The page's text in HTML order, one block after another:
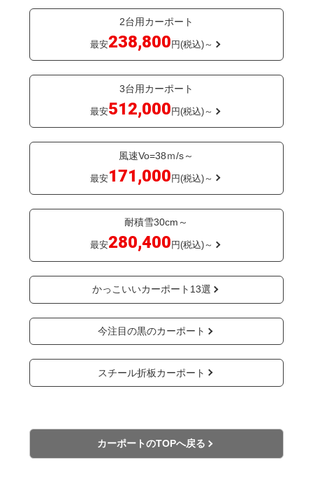
2台用カーポート
最安238,800 円(税込)～
3台用カーポート
最安512,000 円(税込)～
風速Vo=38ｍ/s～
最安171,000 円(税込)～
耐積雪30cm～
最安280,400 円(税込)～
かっこいいカーポート13選
今注目の黒のカーポート
スチール折板カーポート
カーポートのTOPへ戻る